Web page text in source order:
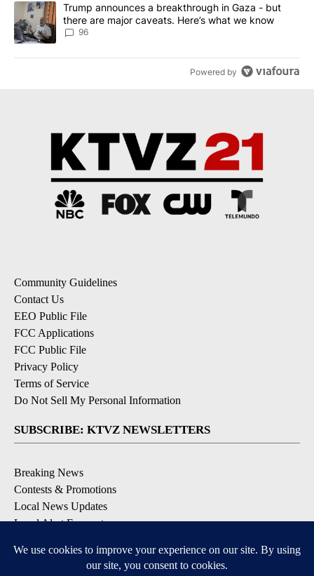
A trending article titled "Trump announces a breakthrough in
Trump announces a breakthrough in Gaza - but
there are major caveats. Here’s what we know
96
Powered by
Community Guidelines
Contact Us
EEO Public File
FCC Applications
FCC Public File
Privacy Policy
Terms of Service
Do Not Sell My Personal Information
SUBSCRIBE: KTVZ NEWSLETTERS
Breaking News
Contests & Promotions
Local News Updates
Local Alert Forecast
DOWNLOAD: KTVZ APPS